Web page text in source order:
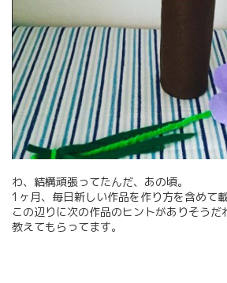
わ、結構頑張ってたんだ、あの頃。
1ヶ月、毎日新しい作品を作り方を含めて
この辺りに次の作品のヒントがありそうだ
教えてもらってます。